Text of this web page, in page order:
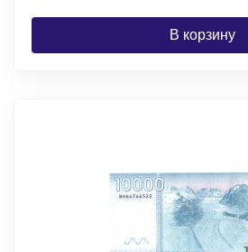
В корзину